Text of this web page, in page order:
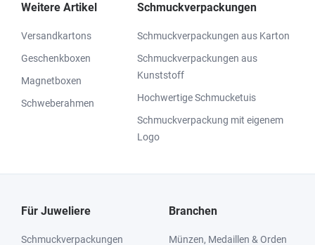
Weitere Artikel
Versandkartons
Geschenkboxen
Magnetboxen
Schweberahmen
Schmuckverpackungen
Schmuckverpackungen aus Karton
Schmuckverpackungen aus
Kunststoff
Hochwertige Schmucketuis
Schmuckverpackung mit eigenem
Logo
Für Juweliere
Schmuckverpackungen
Branchen
Münzen, Medaillen & Orden